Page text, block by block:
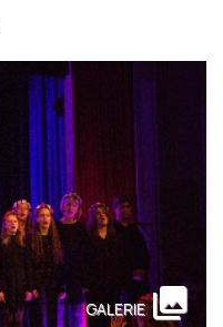
GALERIE collections